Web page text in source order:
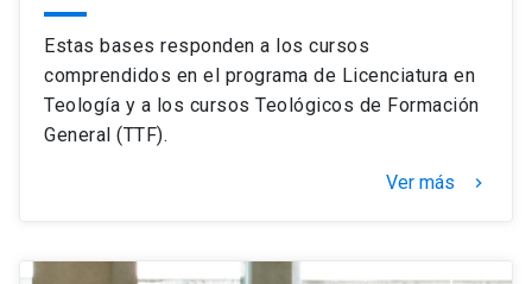
Estas bases responden a los cursos
comprendidos en el programa de Licenciatura en
Teología y a los cursos Teológicos de Formación
General (TTF).
Ver más keyboard_arrow_right